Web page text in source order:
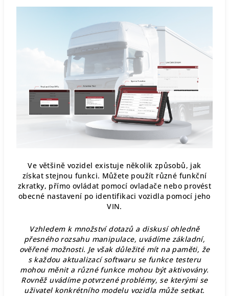
Ve většině vozidel existuje několik způsobů, jak
získat stejnou funkci. Můžete použít různé funkční
zkratky, přímo ovládat pomocí ovladače nebo provést
obecné nastavení po identifikaci vozidla pomocí jeho
VIN.
Vzhledem k množství dotazů a diskusí ohledně
přesného rozsahu manipulace, uvádíme základní,
ověřené možnosti. Je však důležité mít na paměti, že
s každou aktualizací softwaru se funkce testeru
mohou měnit a různé funkce mohou být aktivovány.
Rovněž uvádíme potvrzené problémy, se kterými se
uživatel konkrétního modelu vozidla může setkat.